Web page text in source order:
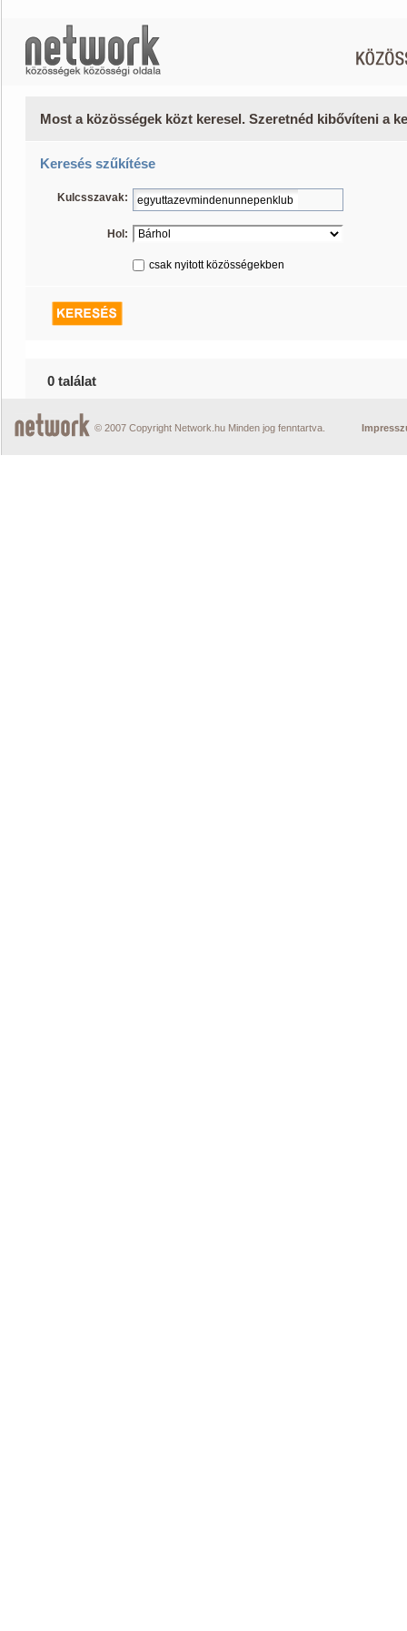
Most a közösségek közt keresel. Szeretnéd kibővíteni a
Keresés szűkítése
Kulcsszavak:
Hol:
csak nyitott közösségekben
0 találat
© 2007 Copyright Network.hu Minden jog fenntartva.